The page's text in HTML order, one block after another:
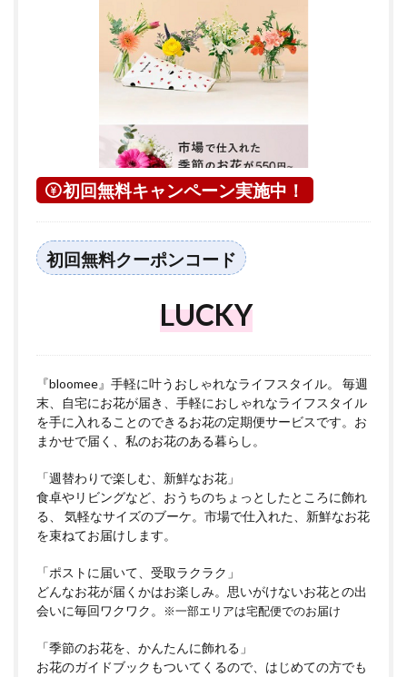
初回無料キャンペーン実施中！
初回無料クーポンコード
LUCKY
『bloomee』手軽に叶うおしゃれなライフスタイル。 毎週
末、自宅にお花が届き、手軽におしゃれなライフスタイル
を手に入れることのできるお花の定期便サービスです。お
まかせで届く、私のお花のある暮らし。
「週替わりで楽しむ、新鮮なお花」
食卓やリビングなど、おうちのちょっとしたところに飾れ
る、 気軽なサイズのブーケ。市場で仕入れた、新鮮なお花
を束ねてお届けします。
「ポストに届いて、受取ラクラク」
どんなお花が届くかはお楽しみ。思いがけないお花との出
会いに毎回ワクワク。
※一部エリアは宅配便でのお届け
「季節のお花を、かんたんに飾れる」
お花のガイドブックもついてくるので、はじめての方でも